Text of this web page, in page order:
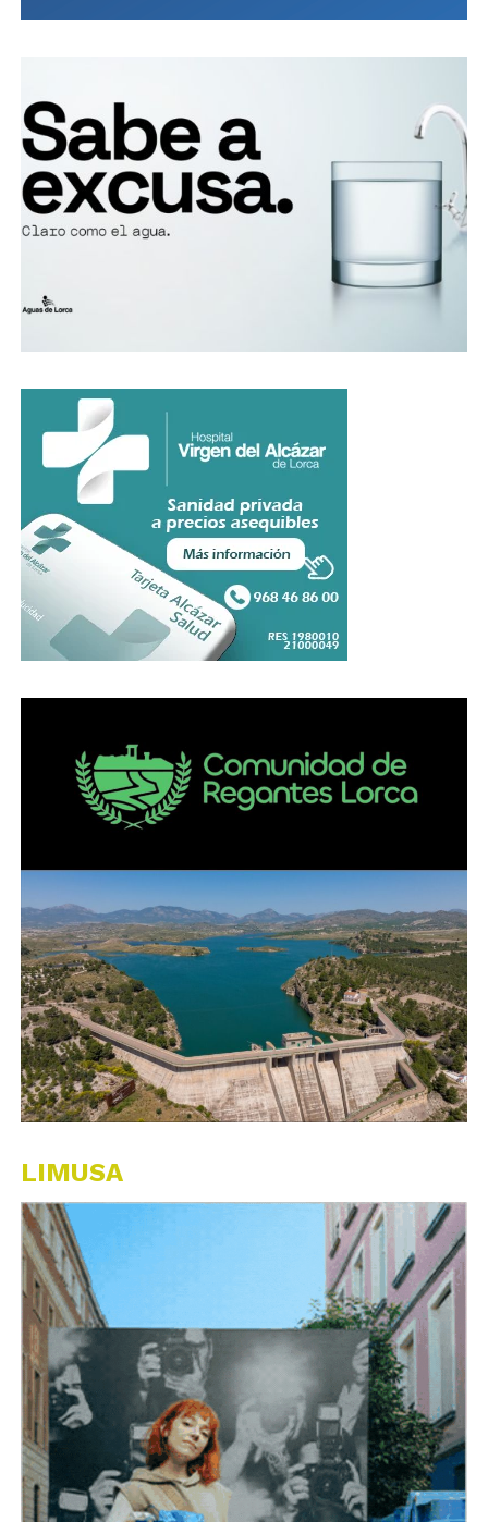
LIMUSA